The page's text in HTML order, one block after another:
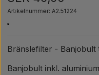
PTO
Artikelnummer: A2.51224
Bränslefilter - Banjobult
Banjobult inkl.